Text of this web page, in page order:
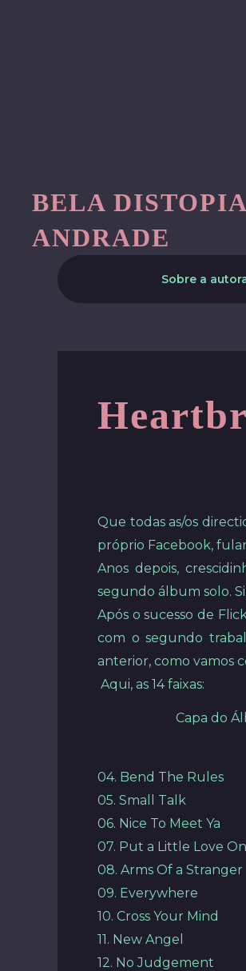
BELA
ANDRADE
Sobre a
Que todas as/os
próprio Facebook,
Anos depois,
segundo álbum solo.
Após o sucesso de
com o segundo
anterior, como vamos
Aqui, as 14 faixas:
Capa do
04. Bend The Rules
05. Small Talk
06. Nice To Meet Ya
07. Put a Little Love
08. Arms Of a Stranger
09. Everywhere
10. Cross Your Mind
11. New Angel
12. No Judgement